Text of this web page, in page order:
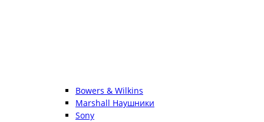
Bowers & Wilkins
Marshall Наушники
Sony